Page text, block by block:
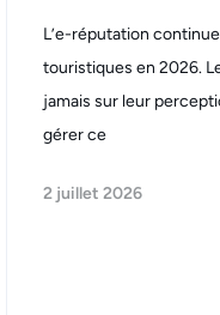
L’e-réputation
touristiques en 2026.
jamais sur leur
gérer ce
2 juillet 2026